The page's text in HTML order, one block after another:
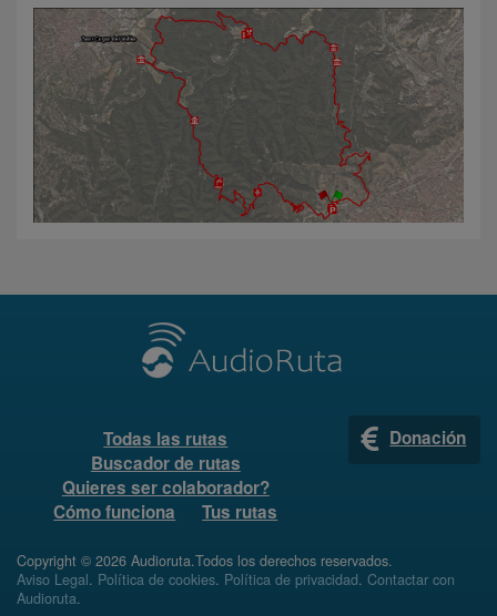
Todas las rutas
Buscador de rutas
Quieres ser colaborador?
Cómo funciona
Tus rutas
Donación
Copyright © 2026 Audioruta.Todos los derechos reservados.
Aviso Legal. Política de cookies. Política de privacidad. Contactar con
Audioruta.